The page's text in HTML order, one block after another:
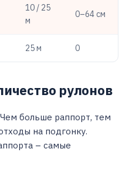
10 / 25
м
0–64 см
25 м 0
рулонов
Чем больше раппорт, тем
на подгонку.
– самые